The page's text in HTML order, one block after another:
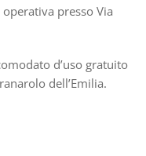
presso Via
d’uso gratuito
dell’Emilia.